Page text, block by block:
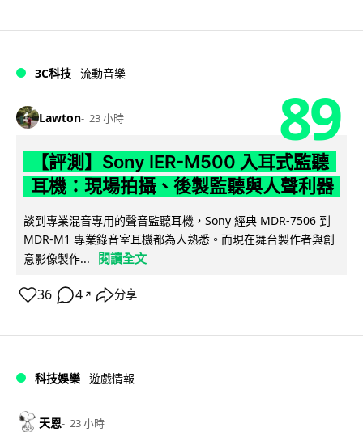
3C科技 流動音樂
Lawton 23 小時 89
【評測】Sony IER-M500 入耳式監聽
耳機：現場拍攝、後製監聽與人聲利器
談到專業混音專用的聲音監聽耳機，Sony 經典 MDR-7506 到
MDR-M1 專業錄音室耳機都為人熟悉。而現在舞台製作者與創
意影像製作...
閱讀全文
36 4 ↗ 分享
科技娛樂 遊戲情報
天恩 23 小時